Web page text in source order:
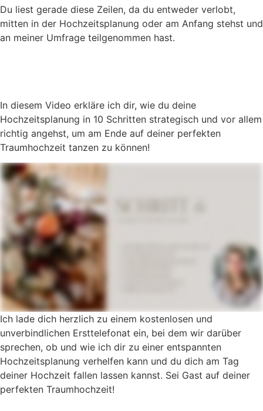
Du liest gerade diese Zeilen, da du entweder verlobt,
mitten in der Hochzeitsplanung oder am Anfang stehst und
an meiner Umfrage teilgenommen hast.
In diesem Video erkläre ich dir, wie du deine
Hochzeitsplanung in 10 Schritten strategisch und vor allem
richtig angehst, um am Ende auf deiner perfekten
Traumhochzeit tanzen zu können!
Ich lade dich herzlich zu einem kostenlosen und
unverbindlichen Ersttelefonat ein, bei dem wir darüber
sprechen, ob und wie ich dir zu einer entspannten
Hochzeitsplanung verhelfen kann und du dich am Tag
deiner Hochzeit fallen lassen kannst. Sei Gast auf deiner
perfekten Traumhochzeit!